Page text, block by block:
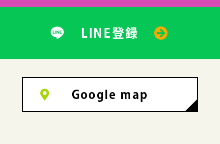
LINE登録
Google map